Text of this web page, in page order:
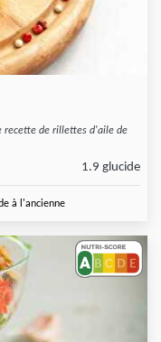
recette de rillettes d'aile de
1.9 glucide
à l'ancienne